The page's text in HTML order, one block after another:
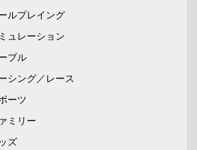
ルプレイング
ュレーション
ブル
シング／レース
ーツ
ミリー
ズ